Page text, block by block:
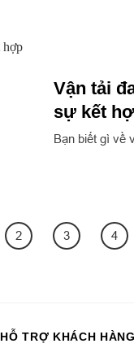
Vận tải
sự kết
Bạn biết gì về
2 3 4
HỖ TRỢ KHÁCH HÀNG